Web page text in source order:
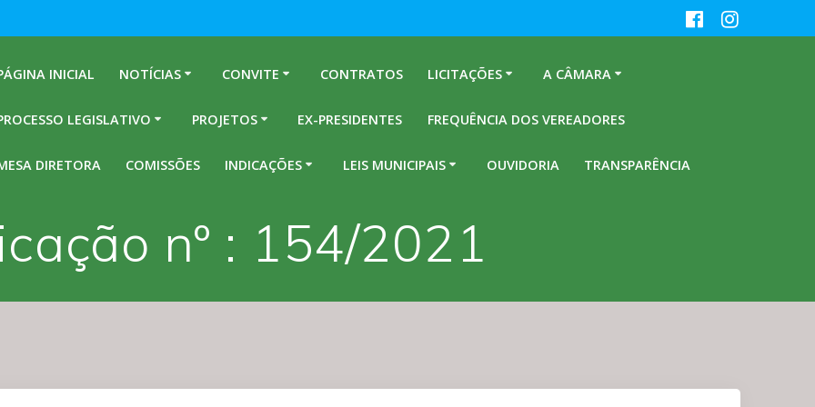
INICIAL NOTÍCIAS CONVITE CONTRATOS LICITAÇÕES A CÂMARA
LEGISLATIVO PROJETOS EX-PRESIDENTES FREQUÊNCIA DOS VEREADORES
DIRETORA COMISSÕES INDICAÇÕES LEIS MUNICIPAIS OUVIDORIA TRANSPARÊNCIA
nº : 154/2021